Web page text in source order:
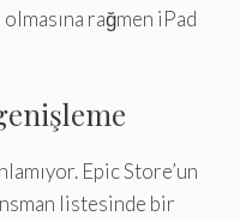
rağmen iPad
Epic Store’un
listesinde bir